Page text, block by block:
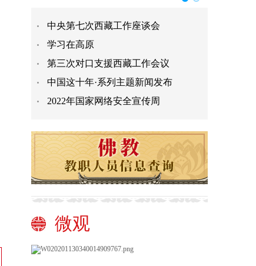
中央第七次西藏工作座谈会
学习在高原
第三次对口支援西藏工作会议
中国这十年·系列主题新闻发布
2022年国家网络安全宣传周
微观